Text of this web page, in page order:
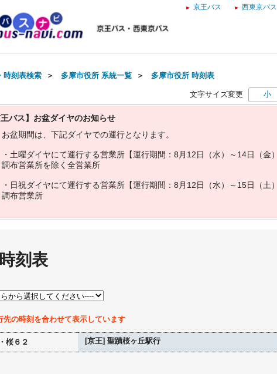
京王バス 西東京バス
時刻表検索 ＞ 多摩市役所 系統一覧 ＞ 多摩市役所 時刻表
文字サイズ変更 小
王バス】お盆ダイヤのお知らせ
お盆期間は 下記ダイヤでの運行と な り ます。
・ 土曜ダイヤにて運行する営業所 【運行期間 ： 8 月 1 2日 （水） ～ 14日 （金）
調布営業所を除 く 全営業所
・ 日祝ダイヤにて運行する営業所 【運行期間 ： 8 月 1 2日 （水） ～ 15日 （土）
調布営業所
刻表
の時刻を合わせて表示しています
桜６２ [京王] 聖蹟桜ヶ丘駅行